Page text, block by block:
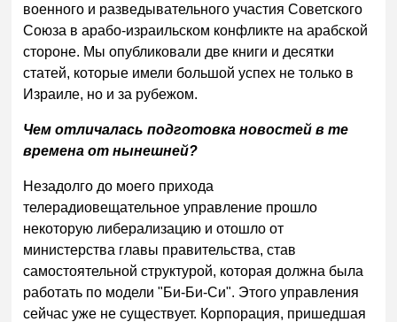
военного и разведывательного участия Советского
Союза в арабо-израильском конфликте на арабской
стороне. Мы опубликовали две книги и десятки
статей, которые имели большой успех не только в
Израиле, но и за рубежом.
Чем отличалась подготовка новостей в те
времена от нынешней?
Незадолго до моего прихода
телерадиовещательное управление прошло
некоторую либерализацию и отошло от
министерства главы правительства, став
самостоятельной структурой, которая должна была
работать по модели "Би-Би-Си". Этого управления
сейчас уже не существует. Корпорация, пришедшая